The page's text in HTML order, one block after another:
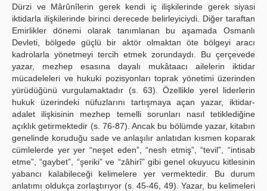
Dürzi ve Mârûnîlerin gerek kendi iç ilişkilerinde gerek siyasi
iktidarla ilişkilerinde birinci derecede belirleyiciydi. Diğer taraftan
Emirlikler dönemi olarak tanımlanan bu aşamada Osmanlı
Devleti, bölgede güçlü bir aktör olmaktan öte bölgeyi aracı
kadrolarla yönetmeyi tercih etmek zorundaydı. Bu çerçevede
yazar, mezhep esasına dayalı mukâtaacı ailelerin iktidar
mücadeleleri ve hukuki pozisyonları toprak yönetimi üzerinden
yürüdüğünü vurgulamaktadır (s. 63). Özellikle yerel liderlerin
hukuk üzerindeki nüfuzlarını tartışmaya açan yazar, iktidar-
adalet ilişkisinin mezhep temelli sorunları nasıl tetiklediğine
açıklık getirmektedir (s. 76-87). Ancak bu bölümde yazar, kitabın
genelinde koruduğu sade ve anlaşılır anlatıdan kısmen koparak
cümlelerde yer yer “neşet eden”, “nesh etmiş”, “tevil”, “intisab
etme”, “gaybet”, “şeriki” ve “zâhirî” gibi genel okuyucu kitlesinin
yabancı kalabileceği kelimelere yer vermektedir. Bu durum
anlatımı oldukça zorlaştırıyor (s. 45-46, 49). Yazar, bu kelimeleri